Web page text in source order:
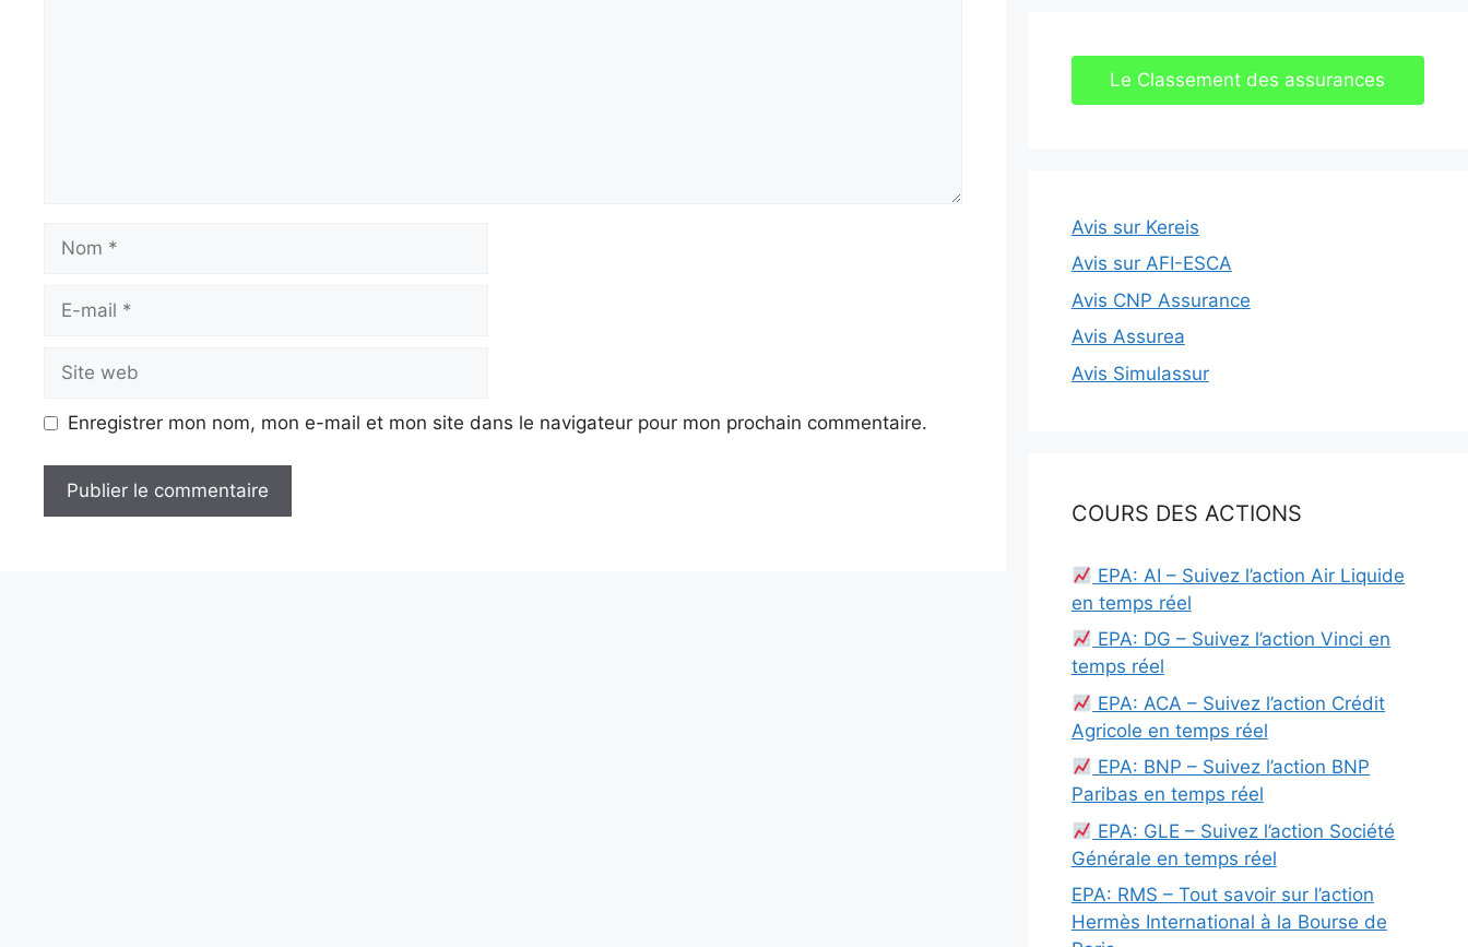
Nom
Site
web
Enregistrer mon nom, mon e-mail et mon site dans le navigateur pour mon prochain commentaire.
Le Classement des assurances
Avis sur Kereis
Avis sur AFI-ESCA
Avis CNP Assurance
Avis Assurea
Avis Simulassur
COURS DES ACTIONS
EPA: AI – Suivez l’action Air Liquide
en temps réel
EPA: DG – Suivez l’action Vinci en
temps réel
EPA: ACA – Suivez l’action Crédit
Agricole en temps réel
EPA: BNP – Suivez l’action BNP
Paribas en temps réel
EPA: GLE – Suivez l’action Société
Générale en temps réel
EPA: RMS – Tout savoir sur l’action
Hermès International à la Bourse de